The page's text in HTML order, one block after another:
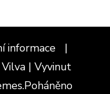
informace
|
Vilva | Vyvinut
.Poháněno